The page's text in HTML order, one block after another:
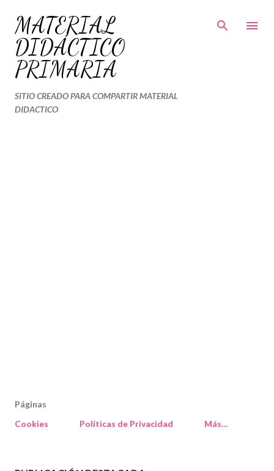
Ir al contenido principal
MATERIAL
DIDÁCTICO
PRIMARIA
SITIO CREADO PARA COMPARTIR MATERIAL
DIDACTICO
Páginas
Cookies
Políticas de Privacidad Más…